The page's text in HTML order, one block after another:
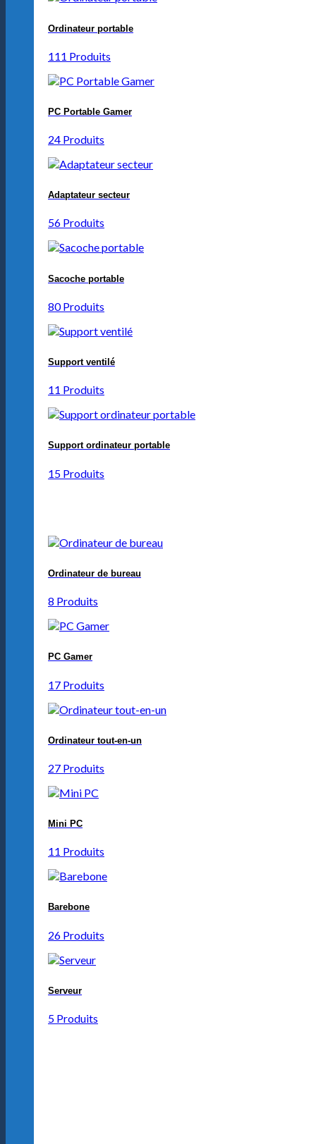
Ordinateur portable
111 Produits
PC Portable Gamer
24 Produits
Adaptateur secteur
56 Produits
Sacoche portable
80 Produits
Support ventilé
11 Produits
Support ordinateur portable
15 Produits
Ordinateur de bureau
8 Produits
PC Gamer
17 Produits
Ordinateur tout-en-un
27 Produits
Mini PC
11 Produits
Barebone
26 Produits
Serveur
5 Produits